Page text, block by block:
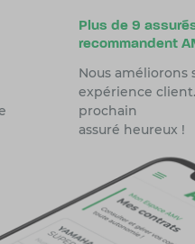
Plus de 9
recommandent
Nous améliorons
expérience
prochain
assuré heureux !